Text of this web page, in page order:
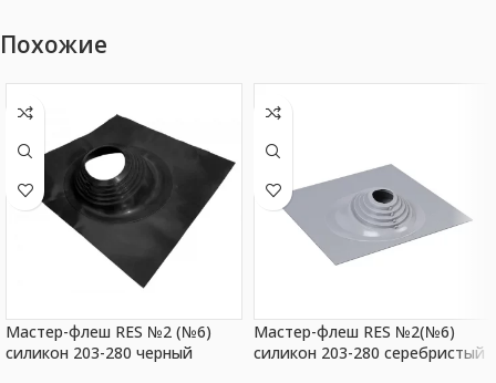
Похожие
Мастер-флеш RES №2 (№6)
силикон 203-280 черный
Мастер-флеш RES №2(№6)
силикон 203-280 серебристый